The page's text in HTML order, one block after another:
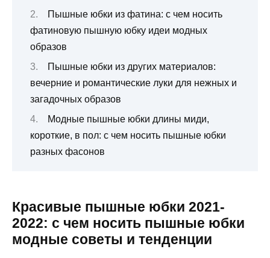
Пышные юбки из фатина: с чем носить
фатиновую пышную юбку идеи модных
образов
Пышные юбки из других материалов:
вечерние и романтические луки для нежных и
загадочных образов
Модные пышные юбки длины миди,
короткие, в пол: с чем носить пышные юбки
разных фасонов
Красивые пышные юбки 2021-
2022: с чем носить пышные юбки
модные советы и тенденции